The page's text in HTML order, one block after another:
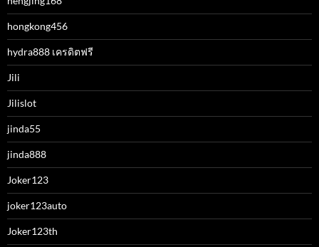
hongkong456
hydra888 เครดิตฟรี
Jili
Jilislot
jinda55
jinda888
Joker123
joker123auto
Joker123th